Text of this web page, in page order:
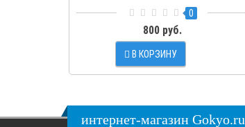
0
800 руб.
В КОРЗИНУ
интернет-магазин Gokyo.ru